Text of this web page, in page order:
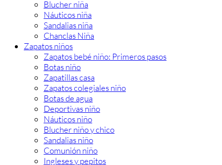
Blucher niña
Náuticos niña
Sandalias niña
Chanclas Niña
Zapatos niños
Zapatos bebé niño: Primeros pasos
Botas niño
Zapatillas casa
Zapatos colegiales niño
Botas de agua
Deportivas niño
Náuticos niño
Blucher niño y chico
Sandalias niño
Comunión niño
Ingleses y pepitos